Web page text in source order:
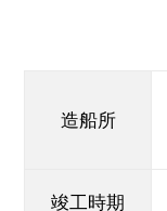
造船所
竣工時期